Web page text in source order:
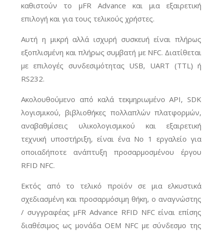
καθιστούν το μFR Advance και μια εξαιρετική
επιλογή και για τους τελικούς χρήστες.
Αυτή η μικρή αλλά ισχυρή συσκευή είναι πλήρως
εξοπλισμένη και πλήρως συμβατή με NFC. Διατίθεται
με επιλογές συνδεσιμότητας USB, UART (TTL) ή
RS232.
Ακολουθούμενο από καλά τεκμηριωμένο API, SDK
λογισμικού, βιβλιοθήκες πολλαπλών πλατφορμών,
αναβαθμίσεις υλικολογισμικού και εξαιρετική
τεχνική υποστήριξη, είναι ένα Νο 1 εργαλείο για
οποιαδήποτε ανάπτυξη προσαρμοσμένου έργου
RFID NFC.
Εκτός από το τελικό προϊόν σε μια ελκυστικά
σχεδιασμένη και προσαρμόσιμη θήκη, ο αναγνώστης
/ συγγραφέας μFR Advance RFID NFC είναι επίσης
διαθέσιμος ως μονάδα OEM NFC με σύνδεσμο της